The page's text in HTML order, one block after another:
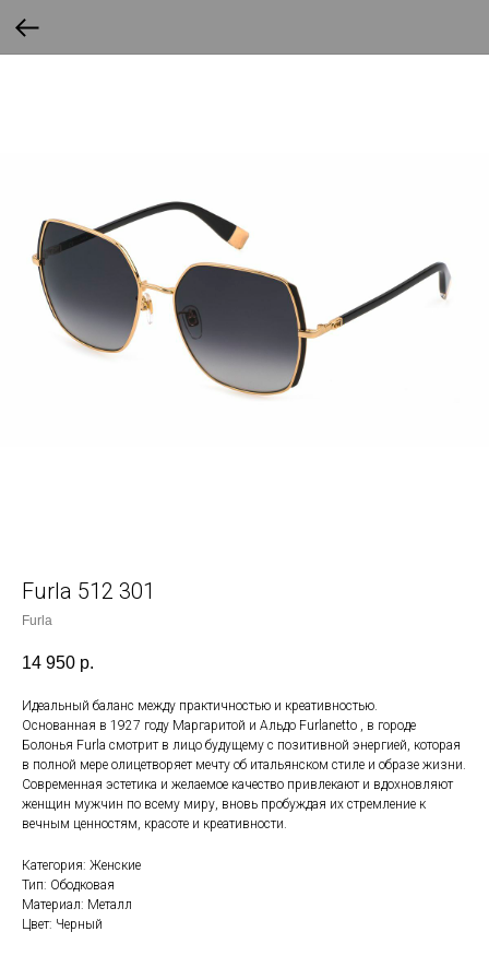
Furla 512 301
Furla
14 950 р.
Идеальный баланс между практичностью и креативностью.
Основанная в 1927 году Маргаритой и Альдо Furlanetto , в городе
Болонья Furla смотрит в лицо будущему с позитивной энергией, которая
в полной мере олицетворяет мечту об итальянском стиле и образе жизни.
Современная эстетика и желаемое качество привлекают и вдохновляют
женщин мужчин по всему миру, вновь пробуждая их стремление к
вечным ценностям, красоте и креативности.
Категория: Женские
Тип: Ободковая
Материал: Металл
Цвет: Черный